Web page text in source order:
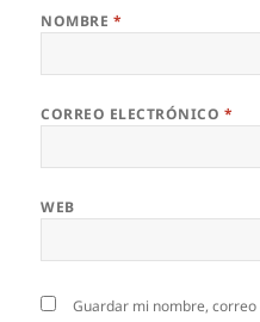
NOMBRE *
CORREO ELECTRÓNICO *
WEB
Guardar mi nombre,